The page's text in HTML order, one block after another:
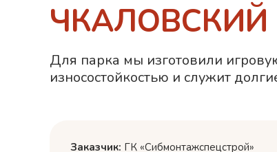
Для парка мы изготовили
износостойкостью и служит
Заказчик: ГК «Сибмонтажспецстрой»